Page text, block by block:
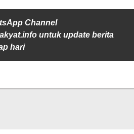
Channel
untuk update berita
hari